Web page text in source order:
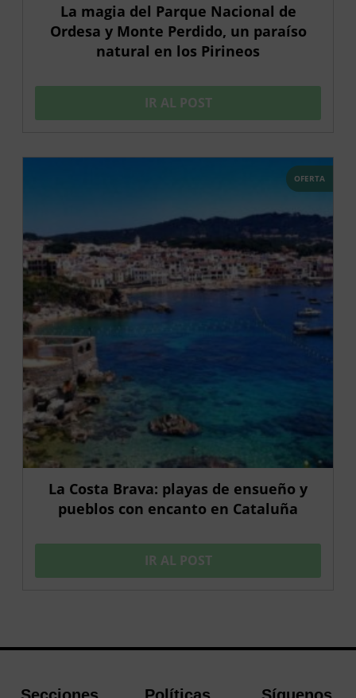
La magia del Parque Nacional de
Ordesa y Monte Perdido, un paraíso
natural en los Pirineos
IR AL POST
OFERTA
La Costa Brava: playas de ensueño y
pueblos con encanto en Cataluña
IR AL POST